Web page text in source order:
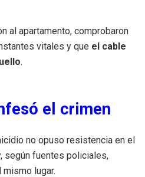
al apartamento, comprobaron
vitales y que el cable
.
el crimen
no opuso resistencia en el
según fuentes policiales,
mismo lugar.